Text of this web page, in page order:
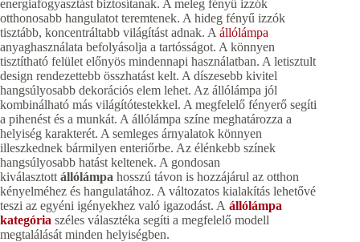
energiafogyasztást biztosítanak. A meleg fényű izzók
otthonosabb hangulatot teremtenek. A hideg fényű izzók
tisztább, koncentráltabb világítást adnak. A állólámpa
anyaghasználata befolyásolja a tartósságot. A könnyen
tisztítható felület előnyös mindennapi használatban. A letisztult
design rendezettebb összhatást kelt. A díszesebb kivitel
hangsúlyosabb dekorációs elem lehet. Az állólámpa jól
kombinálható más világítótestekkel. A megfelelő fényerő segíti
a pihenést és a munkát. A állólámpa színe meghatározza a
helyiség karakterét. A semleges árnyalatok könnyen
illeszkednek bármilyen enteriőrbe. Az élénkebb színek
hangsúlyosabb hatást keltenek. A gondosan
kiválasztott állólámpa hosszú távon is hozzájárul az otthon
kényelméhez és hangulatához. A változatos kialakítás lehetővé
teszi az egyéni igényekhez való igazodást. A állólámpa
kategória széles választéka segíti a megfelelő modell
megtalálását minden helyiségben.